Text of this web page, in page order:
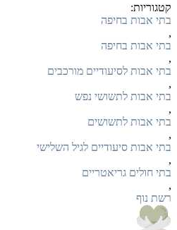
קטגוריות:
בתי אבות בחיפה
,
בתי אבות בחיפה
,
בתי אבות לסיעודיים מורכבים
,
בתי אבות לתשושי נפש
,
בתי אבות לתשושים
,
בתי אבות סיעודיים לגיל השלישי
,
בתי חולים גריאטריים
,
רשת נוף